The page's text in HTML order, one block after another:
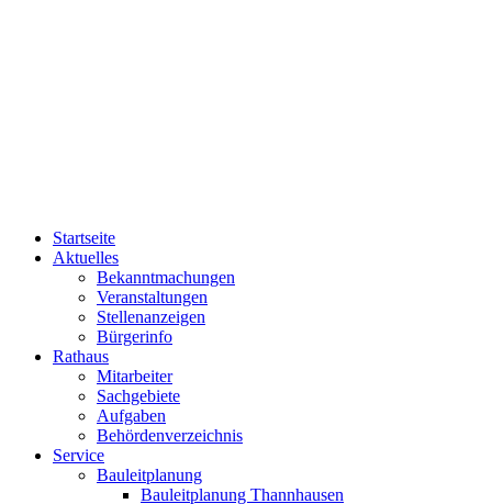
Startseite
Aktuelles
Bekanntmachungen
Veranstaltungen
Stellenanzeigen
Bürgerinfo
Rathaus
Mitarbeiter
Sachgebiete
Aufgaben
Behördenverzeichnis
Service
Bauleitplanung
Bauleitplanung Thannhausen